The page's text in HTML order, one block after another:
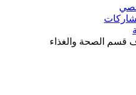
الصحة والغذاء